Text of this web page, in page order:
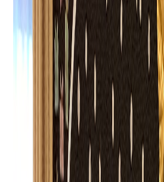
緒に乗り越えてくれるメンバーが
ね。